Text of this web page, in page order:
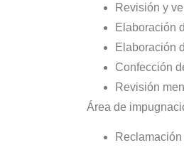
Revisión y
Elaboración
Elaboración
Confección
Revisión
Área de